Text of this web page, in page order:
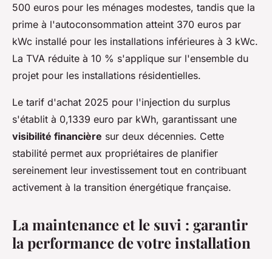
500 euros pour les ménages modestes, tandis que la
prime à l'autoconsommation atteint 370 euros par
kWc installé pour les installations inférieures à 3 kWc.
La TVA réduite à 10 % s'applique sur l'ensemble du
projet pour les installations résidentielles.
Le tarif d'achat 2025 pour l'injection du surplus
s'établit à 0,1339 euro par kWh, garantissant une
visibilité financière sur deux décennies. Cette
stabilité permet aux propriétaires de planifier
sereinement leur investissement tout en contribuant
activement à la transition énergétique française.
La maintenance et le suvi : garantir
la performance de votre installation